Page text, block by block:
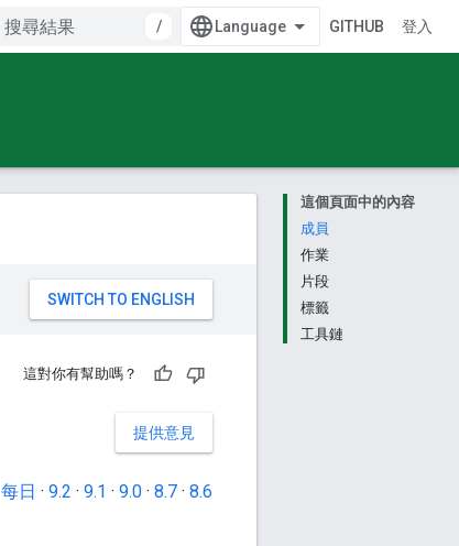
/ GITHUB 登入
這個頁面中的內容
成員
作業
片段
標籤
工具鏈
這對你有幫助嗎？
提供意見
每日 · 9.2 · 9.1 · 9.0 · 8.7 · 8.6